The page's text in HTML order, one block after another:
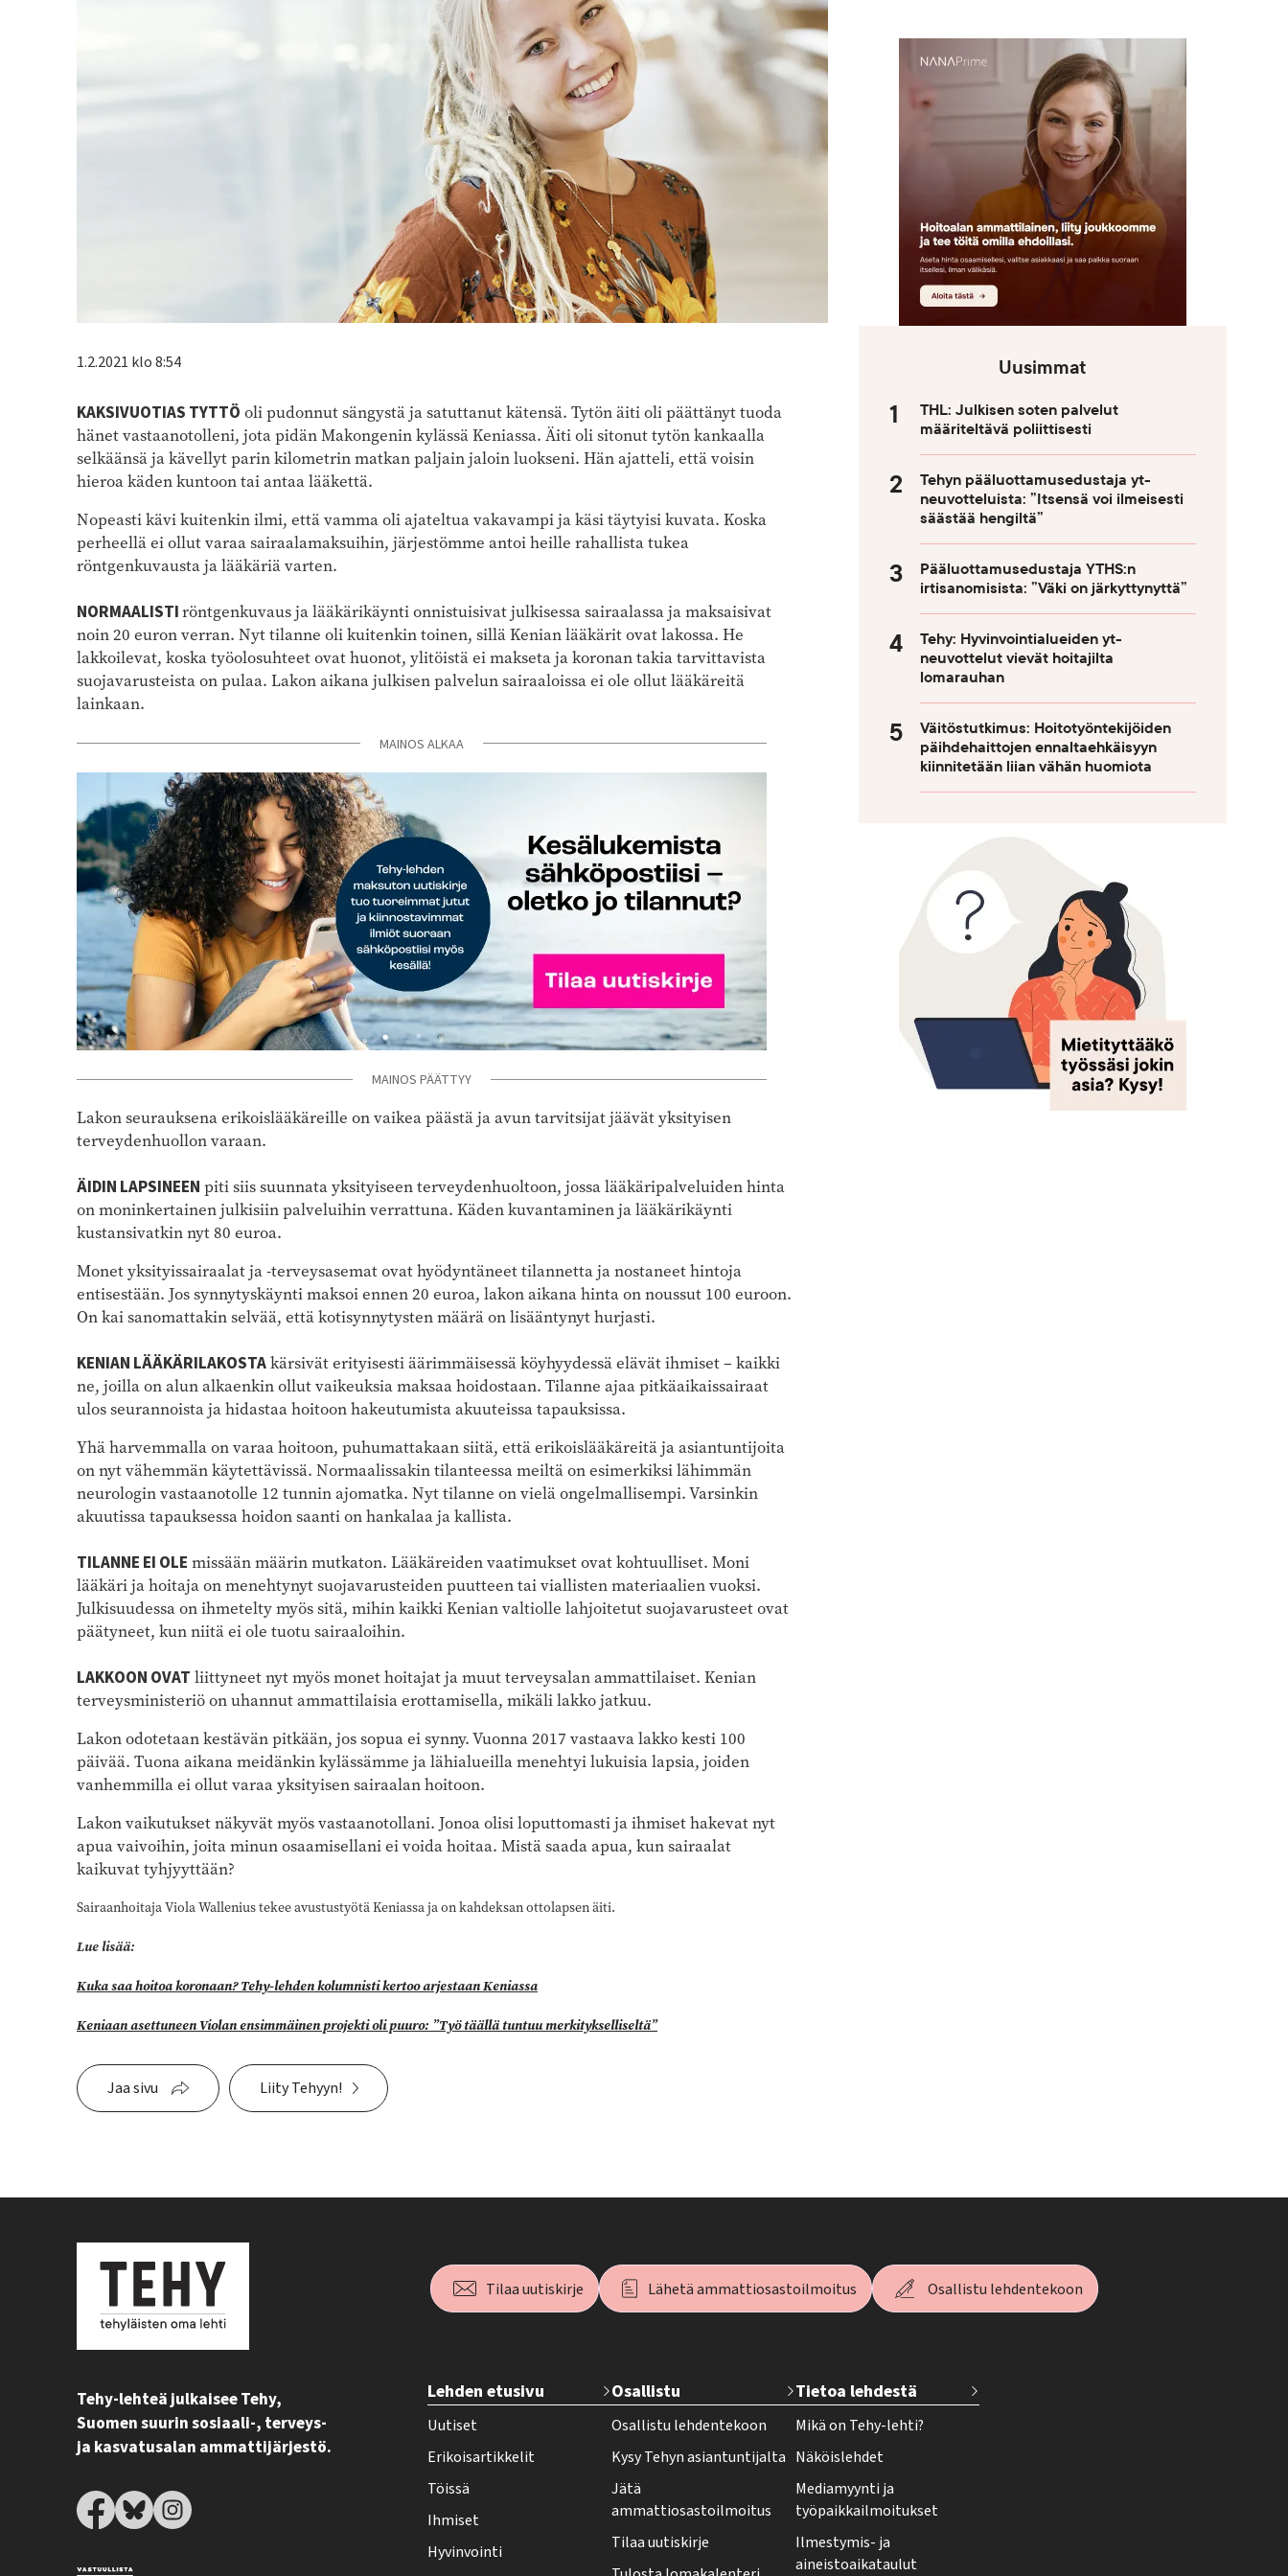
1.2.2021 klo 8:54
KAKSIVUOTIAS TYTTÖ oli pudonnut sängystä ja satuttanut kätensä. Tytön äiti oli päättänyt tuoda
hänet vastaanotolleni, jota pidän Makongenin kylässä Keniassa. Äiti oli sitonut tytön kankaalla
selkäänsä ja kävellyt parin kilometrin matkan paljain jaloin luokseni. Hän ajatteli, että voisin
hieroa käden kuntoon tai antaa lääkettä.
Nopeasti kävi kuitenkin ilmi, että vamma oli ajateltua vakavampi ja käsi täytyisi kuvata. Koska
perheellä ei ollut varaa sairaalamaksuihin, järjestömme antoi heille rahallista tukea
röntgenkuvausta ja lääkäriä varten.
NORMAALISTIröntgenkuvaus ja lääkärikäynti onnistuisivat julkisessa sairaalassa ja maksaisivat
noin 20 euron verran. Nyt tilanne oli kuitenkin toinen, sillä Kenian lääkärit ovat lakossa. He
lakkoilevat, koska työolosuhteet ovat huonot, ylitöistä ei makseta ja koronan takia tarvittavista
suojavarusteista on pulaa. Lakon aikana julkisen palvelun sairaaloissa ei ole ollut lääkäreitä
lainkaan.
MAINOS ALKAA
MAINOS PÄÄTTYY
Lakon seurauksena erikoislääkäreille on vaikea päästä ja avun tarvitsijat jäävät yksityisen
terveydenhuollon varaan.
ÄIDIN LAPSINEEN piti siis suunnata yksityiseen terveydenhuoltoon, jossa lääkäripalveluiden hinta
on moninkertainen julkisiin palveluihin verrattuna. Käden kuvantaminen ja lääkärikäynti
kustansivatkin nyt 80 euroa.
Monet yksityissairaalat ja -terveysasemat ovat hyödyntäneet tilannetta ja nostaneet hintoja
entisestään. Jos synnytyskäynti maksoi ennen 20 euroa, lakon aikana hinta on noussut 100 euroon.
On kai sanomattakin selvää, että kotisynnytysten määrä on lisääntynyt hurjasti.
KENIAN LÄÄKÄRILAKOSTAkärsivät erityisesti äärimmäisessä köyhyydessä elävät ihmiset – kaikki
ne, joilla on alun alkaenkin ollut vaikeuksia maksaa hoidostaan. Tilanne ajaa pitkäaikaissairaat
ulos seurannoista ja hidastaa hoitoon hakeutumista akuuteissa tapauksissa.
Yhä harvemmalla on varaa hoitoon, puhumattakaan siitä, että erikoislääkäreitä ja asiantuntijoita
on nyt vähemmän käytettävissä. Normaalissakin tilanteessa meiltä on esimerkiksi lähimmän
neurologin vastaanotolle 12 tunnin ajomatka. Nyt tilanne on vielä ongelmallisempi. Varsinkin
akuutissa tapauksessa hoidon saanti on hankalaa ja kallista.
TILANNE EI OLE missään määrin mutkaton. Lääkäreiden vaatimukset ovat kohtuulliset. Moni
lääkäri ja hoitaja on menehtynyt suojavarusteiden puutteen tai viallisten materiaalien vuoksi.
Julkisuudessa on ihmetelty myös sitä, mihin kaikki Kenian valtiolle lahjoitetut suojavarusteet ovat
päätyneet, kun niitä ei ole tuotu sairaaloihin.
LAKKOON OVAT liittyneet nyt myös monet hoitajat ja muut terveysalan ammattilaiset. Kenian
terveysministeriö on uhannut ammattilaisia erottamisella, mikäli lakko jatkuu.
Lakon odotetaan kestävän pitkään, jos sopua ei synny. Vuonna 2017 vastaava lakko kesti 100
päivää. Tuona aikana meidänkin kylässämme ja lähialueilla menehtyi lukuisia lapsia, joiden
vanhemmilla ei ollut varaa yksityisen sairaalan hoitoon.
Lakon vaikutukset näkyvät myös vastaanotollani. Jonoa olisi loputtomasti ja ihmiset hakevat nyt
apua vaivoihin, joita minun osaamisellani ei voida hoitaa. Mistä saada apua, kun sairaalat
kaikuvat tyhjyyttään?
Sairaanhoitaja Viola Wallenius tekee avustustyötä Keniassa ja on kahdeksan ottolapsen äiti.
Lue lisää:
Kuka saa hoitoa koronaan? Tehy-lehden kolumnisti kertoo arjestaan Keniassa
Keniaan asettuneen Violan ensimmäinen projekti oli puuro: ”Työ täällä tuntuu merkitykselliseltä”
Jaa sivu Liity Tehyyn!
Uusimmat
THL: Julkisen soten palvelut
määriteltävä poliittisesti
Tehyn pääluottamusedustaja yt-
neuvotteluista: ”Itsensä voi ilmeisesti
säästää hengiltä”
Pääluottamusedustaja YTHS:n
irtisanomisista: ”Väki on järkyttynyttä”
Tehy: Hyvinvointialueiden yt-
neuvottelut vievät hoitajilta
lomarauhan
Väitöstutkimus: Hoitotyöntekijöiden
päihdehaittojen ennaltaehkäisyyn
kiinnitetään liian vähän huomiota
Tehy-lehteä julkaisee Tehy,
Suomen suurin sosiaali-, terveys-
ja kasvatusalan ammattijärjestö.
Tilaa uutiskirje Lähetä ammattiosastoilmoitus Osallistu lehdentekoon
e
h
y
-
l
e
Lehden etusivu
Uutiset
Erikoisartikkelit
Töissä
Ihmiset
Hyvinvointi
Osallistu
Osallistu lehdentekoon
Kysy Tehyn asiantuntijalta
Jätä
ammattiosastoilmoitus
Tilaa uutiskirje
Tietoa lehdestä
Mikä on Tehy-lehti?
Näköislehdet
Mediamyynti ja
työpaikkailmoitukset
Ilmestymis- ja
aineistoaikataulut